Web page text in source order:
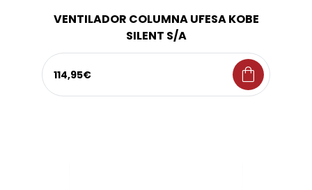
VENTILADOR COLUMNA UFESA KOBE
SILENT S/A
114,95€ shopping_bag